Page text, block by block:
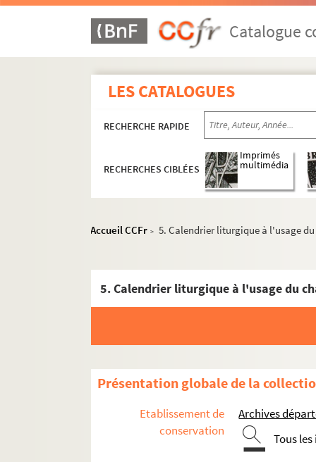
Catalogue
LES CATALOGUES
RECHERCHE RAPIDE
RECHERCHES CIBLÉES
Imprimés
multimédia
Accueil CCFr > 5. Calendrier liturgique à l'usage
5. Calendrier liturgique à l'usage du
Présentation globale de la
Etablissement de
conservation
Archives
Tous